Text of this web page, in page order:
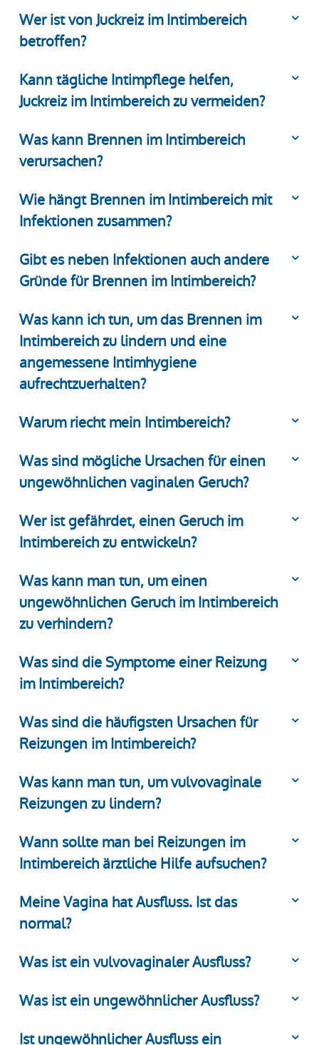
Wer ist von Juckreiz im Intimbereich
betroffen?
Kann tägliche Intimpflege helfen,
Juckreiz im Intimbereich zu vermeiden?
Was kann Brennen im Intimbereich
verursachen?
Wie hängt Brennen im Intimbereich mit
Infektionen zusammen?
Gibt es neben Infektionen auch andere
Gründe für Brennen im Intimbereich?
Was kann ich tun, um das Brennen im
Intimbereich zu lindern und eine
angemessene Intimhygiene
aufrechtzuerhalten?
Warum riecht mein Intimbereich?
Was sind mögliche Ursachen für einen
ungewöhnlichen vaginalen Geruch?
Wer ist gefährdet, einen Geruch im
Intimbereich zu entwickeln?
Was kann man tun, um einen
ungewöhnlichen Geruch im Intimbereich
zu verhindern?
Was sind die Symptome einer Reizung
im Intimbereich?
Was sind die häufigsten Ursachen für
Reizungen im Intimbereich?
Was kann man tun, um vulvovaginale
Reizungen zu lindern?
Wann sollte man bei Reizungen im
Intimbereich ärztliche Hilfe aufsuchen?
Meine Vagina hat Ausfluss. Ist das
normal?
Was ist ein vulvovaginaler Ausfluss?
Was ist ein ungewöhnlicher Ausfluss?
Ist ungewöhnlicher Ausfluss ein